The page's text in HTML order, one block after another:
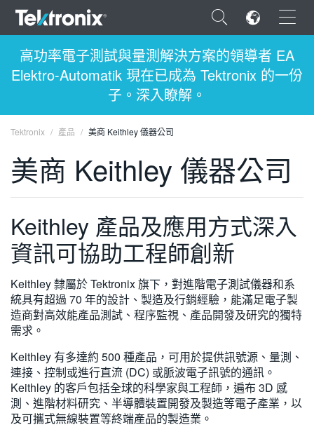
×
ENGLISH
FRANÇAIS
VIỆT NAM
简体中文
한국어
高功率電子測試與量測解決方案的領導者 EA
Elektro-Automatik 現在已成為 Tektronix 的一份
子。深入瞭解。
Tektronix 產品 美商 Keithley 儀器公司
美商 Keithley 儀器公司
Keithley 產品及應用方式深入
資訊可協助工程師創新
Keithley 隸屬於 Tektronix 旗下，對進階電子測試儀器和系
統具有超過 70 年的設計、製造及行銷經驗，能滿足電子製
造商對高效能產品測試、程序監視、產品開發及研究的獨特
需求。
Keithley 有多達約 500 種產品，可用於提供訊號源、量測、
連接、控制或進行直流 (DC) 或脈波電子訊號的通訊。
Keithley 的客戶包括全球的科學家與工程師，遍布 3D 感
測、進階材料研究、半導體裝置開發及製造等電子產業，以
及可攜式無線裝置等終端產品的製造業。